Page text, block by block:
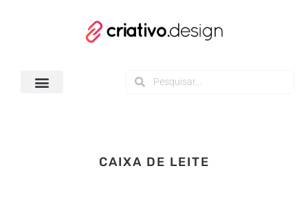
CAIXA DE LEITE